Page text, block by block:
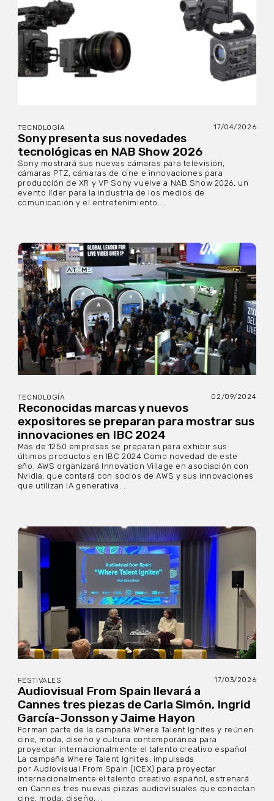
TECNOLOGÍA 17/04/2026
Sony presenta sus novedades
tecnológicas en NAB Show 2026
Sony mostrará sus nuevas cámaras para televisión,
cámaras PTZ, cámaras de cine e innovaciones para
producción de XR y VP Sony vuelve a NAB Show 2026, un
evento líder para la industria de los medios de
comunicación y el entretenimiento....
TECNOLOGÍA 02/09/2024
Reconocidas marcas y nuevos
expositores se preparan para mostrar sus
innovaciones en IBC 2024
Más de 1250 empresas se preparan para exhibir sus
últimos productos en IBC 2024 Como novedad de este
año, AWS organizará Innovation Village en asociación con
Nvidia, que contará con socios de AWS y sus innovaciones
que utilizan IA generativa....
FESTIVALES 17/03/2026
Audiovisual From Spain llevará a
Cannes tres piezas de Carla Simón, Ingrid
García-Jonsson y Jaime Hayon
Forman parte de la campaña Where Talent Ignites y reúnen
cine, moda, diseño y cultura contemporánea para
proyectar internacionalmente el talento creativo español
La campaña Where Talent Ignites, impulsada
por Audiovisual From Spain (ICEX) para proyectar
internacionalmente el talento creativo español, estrenará
en Cannes tres nuevas piezas audiovisuales que conectan
cine, moda, diseño,...